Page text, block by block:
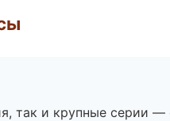
так и крупные серии —